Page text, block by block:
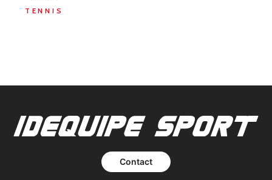
TENNIS
Contact